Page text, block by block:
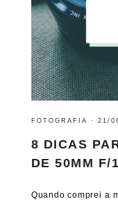
FOTOGRAFIA · 21/
8 DICAS
DE 50MM F/
Quando comprei a